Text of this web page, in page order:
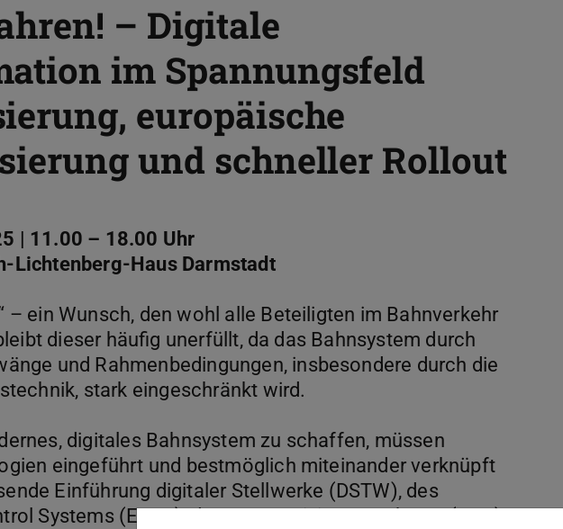
– Digitale
im Spannungsfeld
europäische
und schneller Rollout
| 11.00 – 18.00 Uhr
Lichtenberg-Haus Darmstadt
– ein Wunsch, den wohl alle Beteiligten im Bahnverkehr
dieser häufig unerfüllt, da das Bahnsystem durch
und Rahmenbedingungen, insbesondere durch die
stark eingeschränkt wird.
digitales Bahnsystem zu schaffen, müssen
eingeführt und bestmöglich miteinander verknüpft
Einführung digitaler Stellwerke (DSTW), des
Systems (ETCS), des automatisierten Fahrens (ATO)